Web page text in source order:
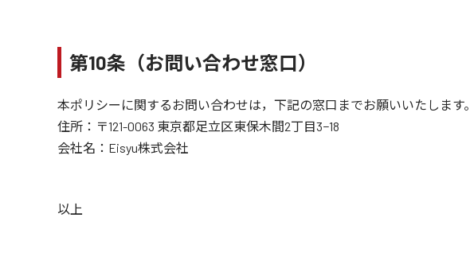
第10条（お問い合わせ窓口）
本ポリシーに関するお問い合わせは，下記の窓口までお願いいたします。
住所：〒121-0063 東京都足立区東保木間2丁目3−18
会社名：Eisyu株式会社
以上